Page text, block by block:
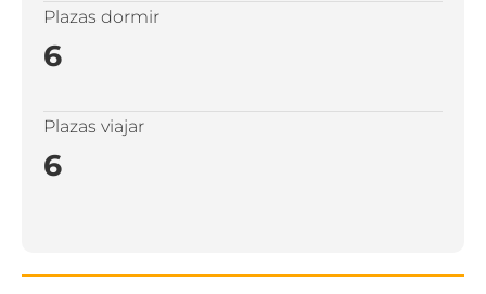
Plazas dormir
6
Plazas viajar
6